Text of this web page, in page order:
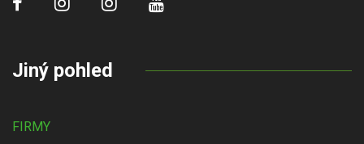
Jiný pohled
FIRMY